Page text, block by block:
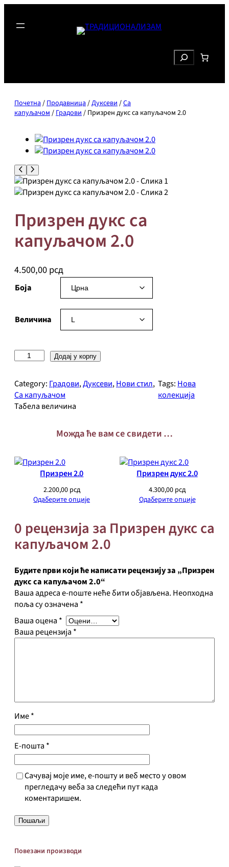
садржај
Search
Почетна/Продавница/Дуксеви/Са
капуљачом/Градови/ Призрен дукс са капуљачом 2.0
Призрен дукс са
капуљачом 2.0
4.500,00рсд
Боја
Величина
з
р
е
к
с
п
у
љ
ч
о
м
2
0
к
н
а
Додај у корпу
Category: Градови, Дуксеви, Нови стил
Са капуљачом
Tags: Нова
колекција
Табела величина
Можда ће вам се свидети …
Призрен 2.0
2.200,00 рсд
Одаберите опције
Призрен дукс 2.0
4.300,00 рсд
Одаберите опције
0 рецензија за Призрен дукс са
капуљачом 2.0
Будите први који ће написати рецензију за „Призрен
дукс са капуљачом 2.0“
Ваша адреса е-поште неће бити објављена. Неопходна
поља су означена *
Ваша оцена *
Ваша рецензија *
Име*
Е-пошта *
Сачувај моје име, е-пошту и веб место у овом
прегледачу веба за следећи пут када
коментаришем.
Повезани производи